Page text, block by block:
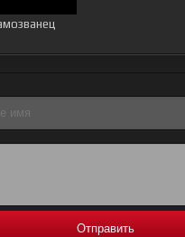
Отправить